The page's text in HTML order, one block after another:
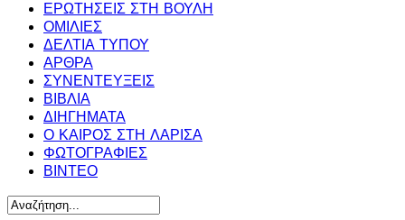
ΕΡΩΤΗΣΕΙΣ ΣΤΗ ΒΟΥΛΗ
ΟΜΙΛΙΕΣ
ΔΕΛΤΙΑ ΤΥΠΟΥ
ΑΡΘΡΑ
ΣΥΝΕΝΤΕΥΞΕΙΣ
ΒΙΒΛΙΑ
ΔΙΗΓΗΜΑΤΑ
Ο ΚΑΙΡΟΣ ΣΤΗ ΛΑΡΙΣΑ
ΦΩΤΟΓΡΑΦΙΕΣ
ΒΙΝΤΕΟ